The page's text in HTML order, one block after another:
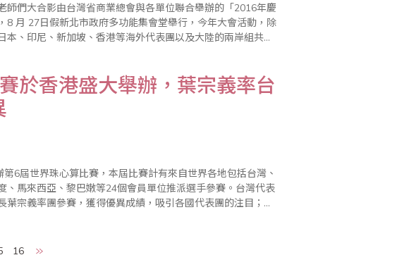
師們大合影由台灣省商業總會與各單位聯合舉辦的「2016年慶
8 月 27日假新北市政府多功能集會堂舉行，今年大會活動，除
、印尼、新加坡、香港等海外代表團以及大陸的兩岸組共達
於香港盛大舉辦，葉宗義率台
6屆世界珠心算比賽，本屆比賽計有來自世界各地包括台灣、
、馬來西亞、黎巴嫩等24個會員單位推派選手參賽。台灣代表
宗義率團參賽，獲得優異成績，吸引各國代表團的注目；包
16